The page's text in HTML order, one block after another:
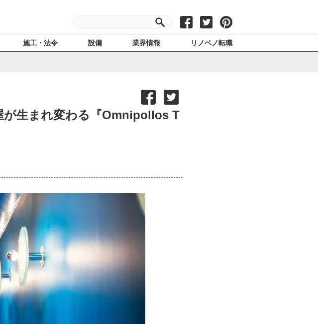
施工・法令 設備 業界情報 リノベノ転職
が生まれ変わる『Omnipollos T